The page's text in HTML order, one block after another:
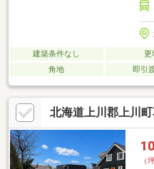
建築条件なし 更
角地
即引
北海道上川郡上川
（